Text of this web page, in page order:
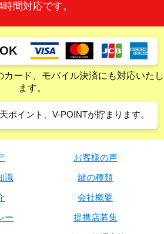
時間対応です。
ード、モバイル決済にも対応いたし
ます。
ポイント、V-POINTが貯まります。
お客様の声
識
鍵の種類
会社概要
ー
提携店募集